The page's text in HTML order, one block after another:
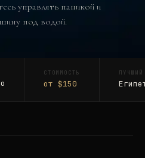
управлять паникой и
под водой.
СТОИМОСТЬ
от $150